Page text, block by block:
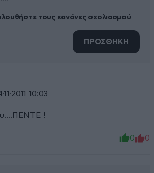
τους κανόνες σχολιασμού
ΠΡΟΣΘΗΚΗ
10:03
!
0 0